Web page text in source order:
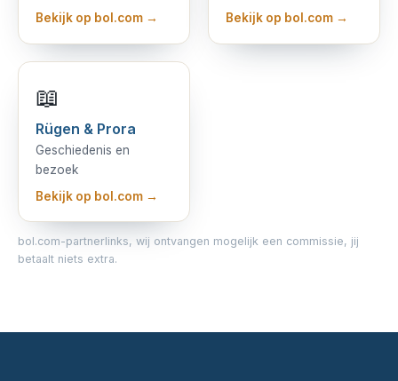
Bekijk op bol.com →
Bekijk op bol.com →
📖
Rügen & Prora
Geschiedenis en
bezoek
Bekijk op bol.com →
bol.com-partnerlinks, wij ontvangen mogelijk een commissie, jij
betaalt niets extra.